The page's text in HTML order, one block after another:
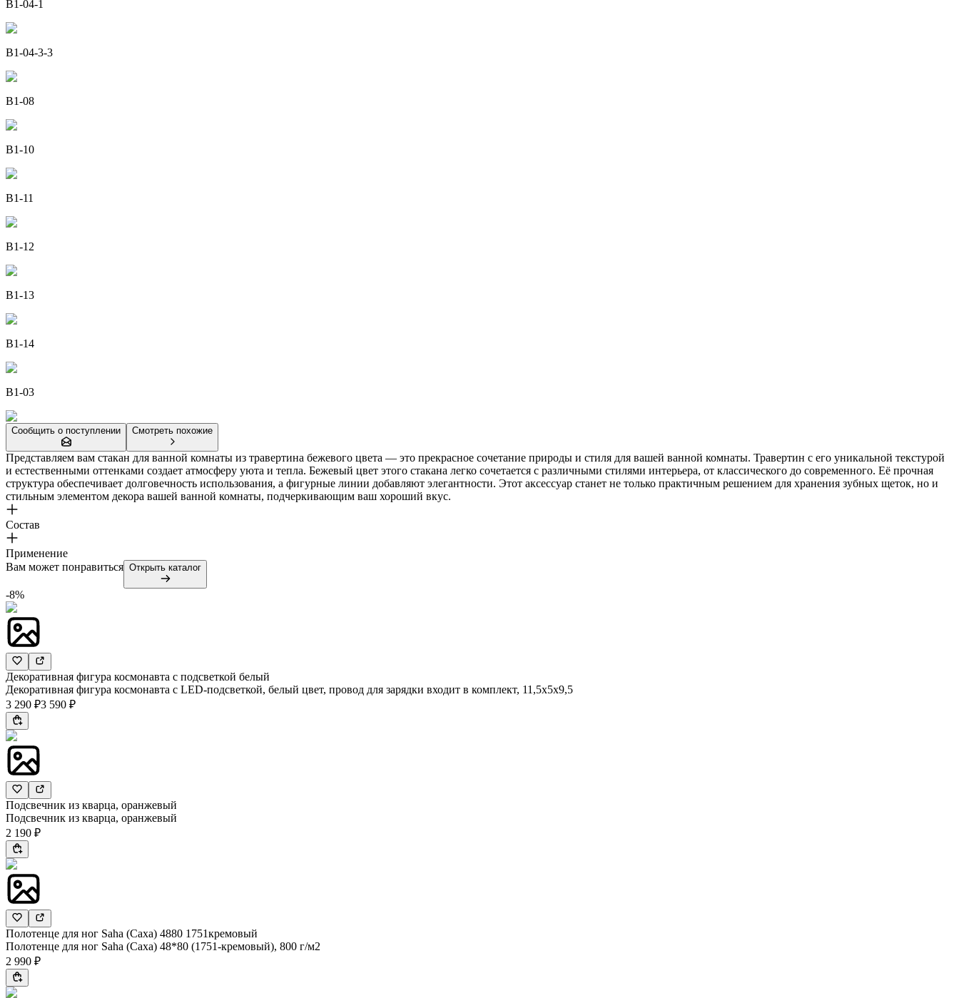
B1-04-1
B1-04-3-3
B1-08
B1-10
B1-11
B1-12
B1-13
B1-14
B1-03
Сообщить о поступлении Смотреть похожие
Представляем вам стакан для ванной комнаты из травертина бежевого цвета — это прекрасное сочетание природы и стиля для вашей ванной комнаты. Травертин с его уникальной текстурой
и естественными оттенками создает атмосферу уюта и тепла. Бежевый цвет этого стакана легко сочетается с различными стилями интерьера, от классического до современного. Её прочная
структура обеспечивает долговечность использования, а фигурные линии добавляют элегантности. Этот аксессуар станет не только практичным решением для хранения зубных щеток, но и
стильным элементом декора вашей ванной комнаты, подчеркивающим ваш хороший вкус.
Состав
Применение
Вам может понравиться Открыть каталог
-8%
Декоративная фигура космонавта с подсветкой белый
Декоративная фигура космонавта с LED-подсветкой, белый цвет, провод для зарядки входит в комплект, 11,5х5х9,5
3 290 ₽3 590 ₽
Подсвечник из кварца, оранжевый
Подсвечник из кварца, оранжевый
2 190 ₽
Полотенце для ног Saha (Саха) 4880 1751кремовый
Полотенце для ног Saha (Саха) 48*80 (1751-кремовый), 800 г/м2
2 990 ₽